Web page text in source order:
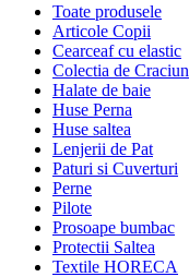
Toate produsele
Articole Copii
Cearceaf cu elastic
Colectia de Craciun
Halate de baie
Huse Perna
Huse saltea
Lenjerii de Pat
Paturi si Cuverturi
Perne
Pilote
Prosoape bumbac
Protectii Saltea
Textile HORECA